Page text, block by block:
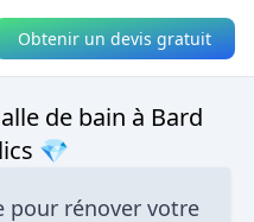
Obtenir un devis gratuit
de bain à Bard
💎
pour rénover votre